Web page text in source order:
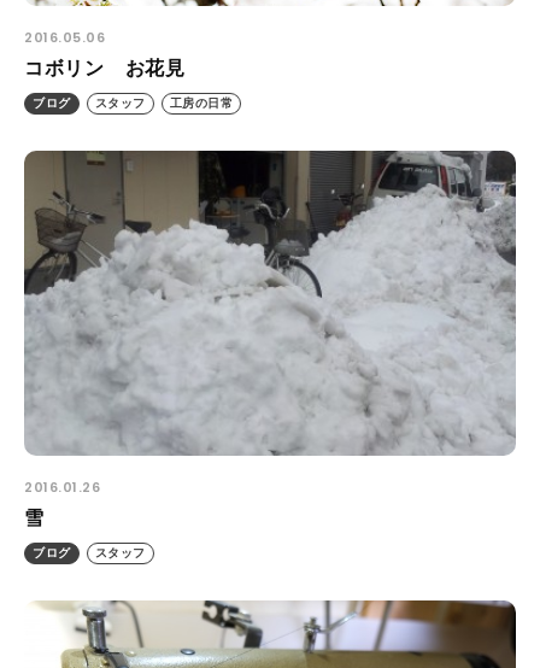
ニュース
ブログ
ユーザーコラム
フォームからお問い合わせする
042-391-3328
営業時間
平日10：00 - 18：00
（土曜・日曜・祝日除く）
2016.05.06
コボリン お花見
ブログ スタッフ 工房の日常
2016.01.26
雪
ブログ スタッフ